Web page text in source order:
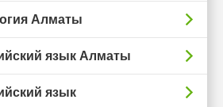
Алматы
язык Алматы
язык